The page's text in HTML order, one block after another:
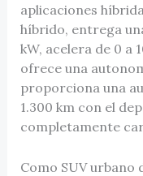
aplicaciones
híbrido, entrega
kW, acelera de 0 a
ofrece una
proporciona una
1.300 km con el
completamente
Como SUV urbano